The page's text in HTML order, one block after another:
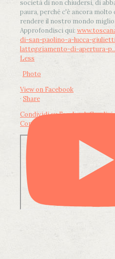
società di non chiudersi, di
paura, perché c'è ancora molto
rendere il nostro mondo
Approfondisci qui:
di-san-paolino-a-lucca-
latteggiamento-di-apertura-
Less
Photo
View on Facebook
· Share
Condividi su Facebook
Condividi su LinkedIn